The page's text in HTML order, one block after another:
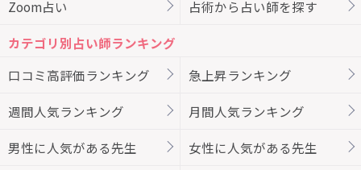
Zoom占い 占術から占い師を探す
カテゴリ別占い師ランキング
口コミ高評価ランキング
急上昇ランキング
週間人気ランキング 月間人気ランキング
男性に人気がある先生 女性に人気がある先生